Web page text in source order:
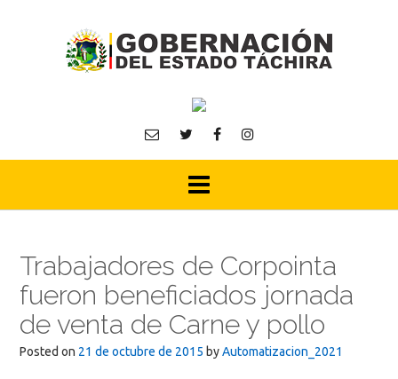
Trabajadores de Corpointa
fueron beneficiados jornada
de venta de Carne y pollo
Posted on 21 de octubre de 2015 byAutomatizacion_2021